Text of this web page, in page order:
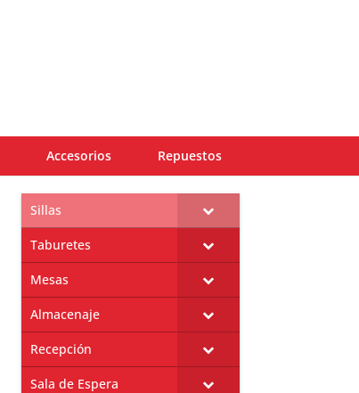
Accesorios Repuestos
Sillas
Taburetes
Mesas
Almacenaje
Recepción
Sala de Espera